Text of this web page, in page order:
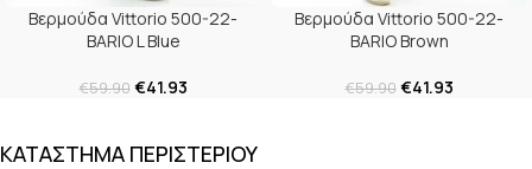
Βερμούδα Vittorio 500-22-
BARIO L Blue
€59.90 €41.93
Βερμούδα Vittorio 500-22-
BARIO Brown
€59.90 €41.93
ΚΑΤΑΣΤΗΜΑ ΠΕΡΙΣΤΕΡΙΟΥ